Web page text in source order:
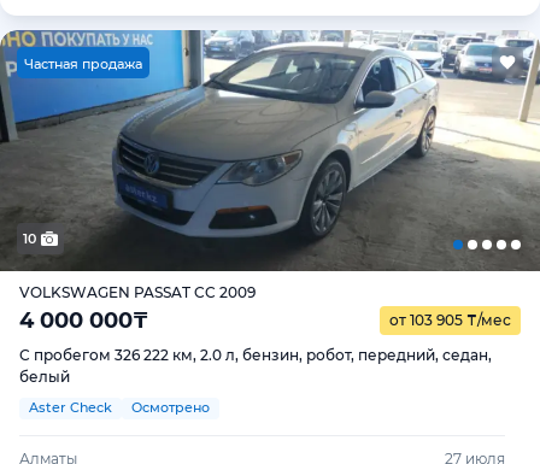
Частная продажа
10
VOLKSWAGEN PASSAT CC 2009
4 000 000₸ от 103 905 ₸/мес
С пробегом 326 222 км, 2.0 л, бензин, робот, передний, седан,
белый
Aster Check Осмотрено
Алматы 27 июля